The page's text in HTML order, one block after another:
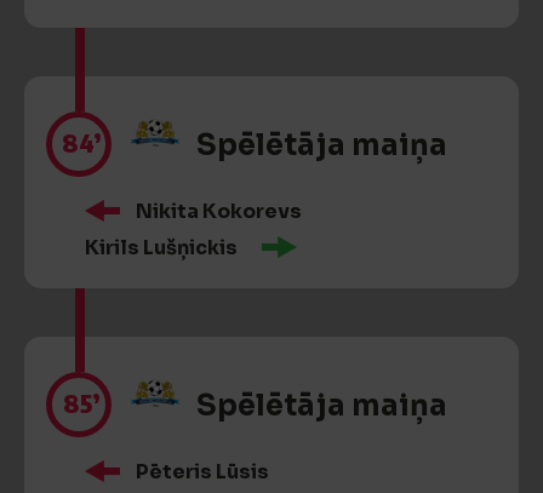
84’ Spēlētāja maiņa
Nikita Kokorevs
Kirils Lušņickis
85’ Spēlētāja maiņa
Pēteris Lūsis